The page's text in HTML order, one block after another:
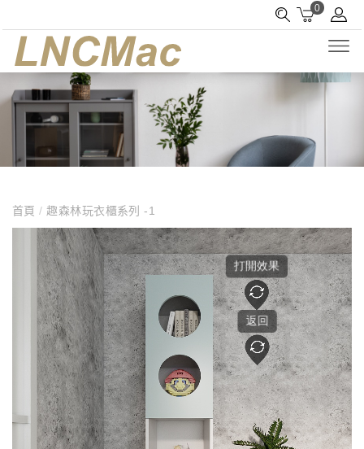
0
首頁/ 趣森林玩衣櫃系列 -1